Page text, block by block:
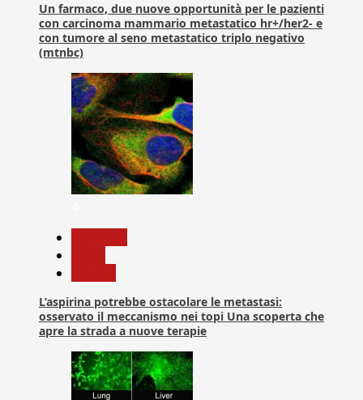
Un farmaco, due nuove opportunità per le pazienti
con carcinoma mammario metastatico hr+/her2- e
con tumore al seno metastatico triplo negativo
(mtnbc)
L’aspirina potrebbe ostacolare le metastasi:
osservato il meccanismo nei topi Una scoperta che
apre la strada a nuove terapie